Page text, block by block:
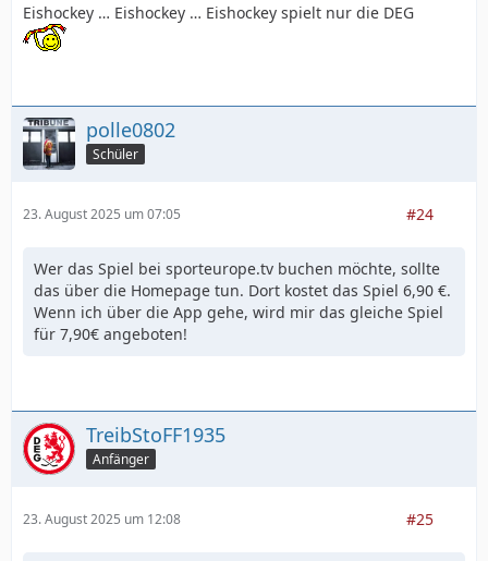
Eishockey … Eishockey … Eishockey spielt nur die DEG
polle0802
Schüler
23. August 2025 um 07:05 #24
Wer das Spiel bei sporteurope.tv buchen möchte, sollte
das über die Homepage tun. Dort kostet das Spiel 6,90 €.
Wenn ich über die App gehe, wird mir das gleiche Spiel
für 7,90€ angeboten!
TreibStoFF1935
Anfänger
23. August 2025 um 12:08 #25